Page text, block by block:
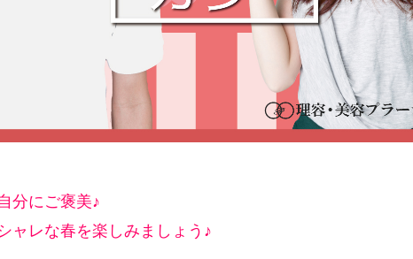
分にご褒美♪
ャレな春を楽しみましょう♪